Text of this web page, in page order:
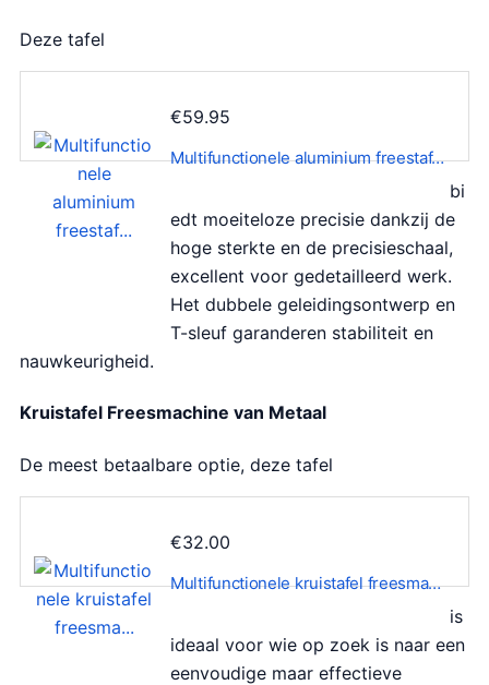
Deze tafel
€59.95
Multifunctionele aluminium freestaf…
bi
edt moeiteloze precisie dankzij de
hoge sterkte en de precisieschaal,
excellent voor gedetailleerd werk.
Het dubbele geleidingsontwerp en
T-sleuf garanderen stabiliteit en
nauwkeurigheid.
Kruistafel Freesmachine van Metaal
De meest betaalbare optie, deze tafel
€32.00
Multifunctionele kruistafel freesma…
is
ideaal voor wie op zoek is naar een
eenvoudige maar effectieve